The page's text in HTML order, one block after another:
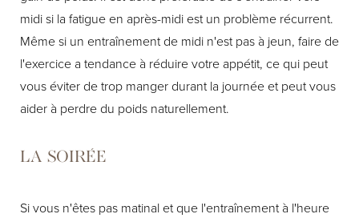
midi si la fatigue en après-midi est un problème récurrent.
Même si un entraînement de midi n'est pas à jeun, faire de
l'exercice a tendance à réduire votre appétit, ce qui peut
vous éviter de trop manger durant la journée et peut vous
aider à perdre du poids naturellement.
LA SOIRÉE
Si vous n'êtes pas matinal et que l'entraînement à l'heure